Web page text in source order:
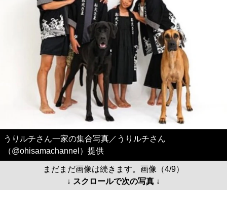
うりルチさん一家の集合写真／うりルチさん
（@ohisamachannel）提供
まだまだ画像は続きます。画像（4/9）
↓ スクロールで次の写真 ↓